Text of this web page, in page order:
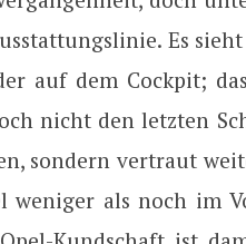
Es
auf dem Cockpit;
nicht den letzten
sondern vertraut
weniger als noch im